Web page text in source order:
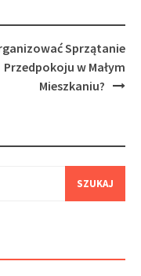
Sprzątanie
Przedpokoju w Małym
Mieszkaniu?